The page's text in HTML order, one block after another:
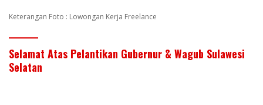
Keterangan Foto : Lowongan Kerja Freelance
Selamat Atas Pelantikan Gubernur & Wagub Sulawesi
Selatan